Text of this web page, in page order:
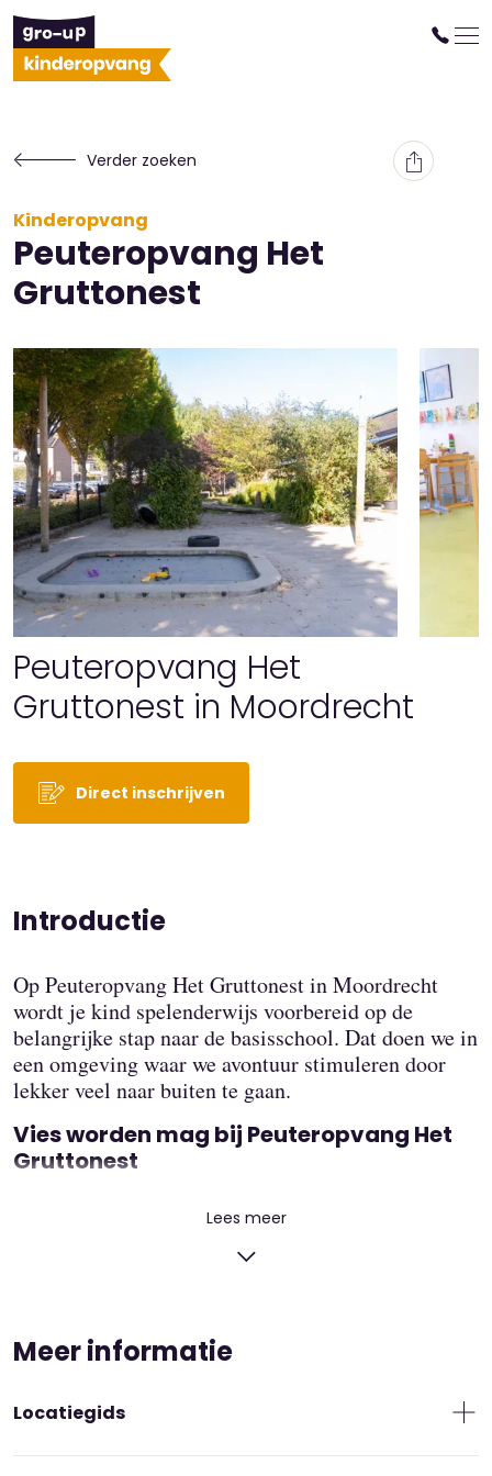
Verder zoeken
Kinderopvang
Peuteropvang Het
Gruttonest
Peuteropvang Het
Gruttonest in Moordrecht
Direct inschrijven
Introductie
Op Peuteropvang Het Gruttonest in Moordrecht
wordt je kind spelenderwijs voorbereid op de
belangrijke stap naar de basisschool. Dat doen we in
een omgeving waar we avontuur stimuleren door
lekker veel naar buiten te gaan.
Vies worden mag bij Peuteropvang Het
Gruttonest
kinderen vies worden. Lekker met hun handen in de
grond wroeten, in plassen stampen, hutten bouwen
gaan eten? Dat past volledig bij ons idee van een
We hebben een mooie, groene tuin waar we lekker
kunnen ravotten in de zandbak. Of we doen lekker
Lees meer
Meer informatie
Locatiegids